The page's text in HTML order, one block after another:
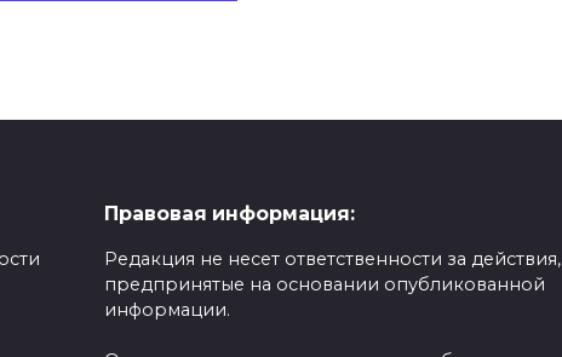
Правовая информация:
Редакция не несет ответственности за действия,
предпринятые на основании опубликованной
информации.